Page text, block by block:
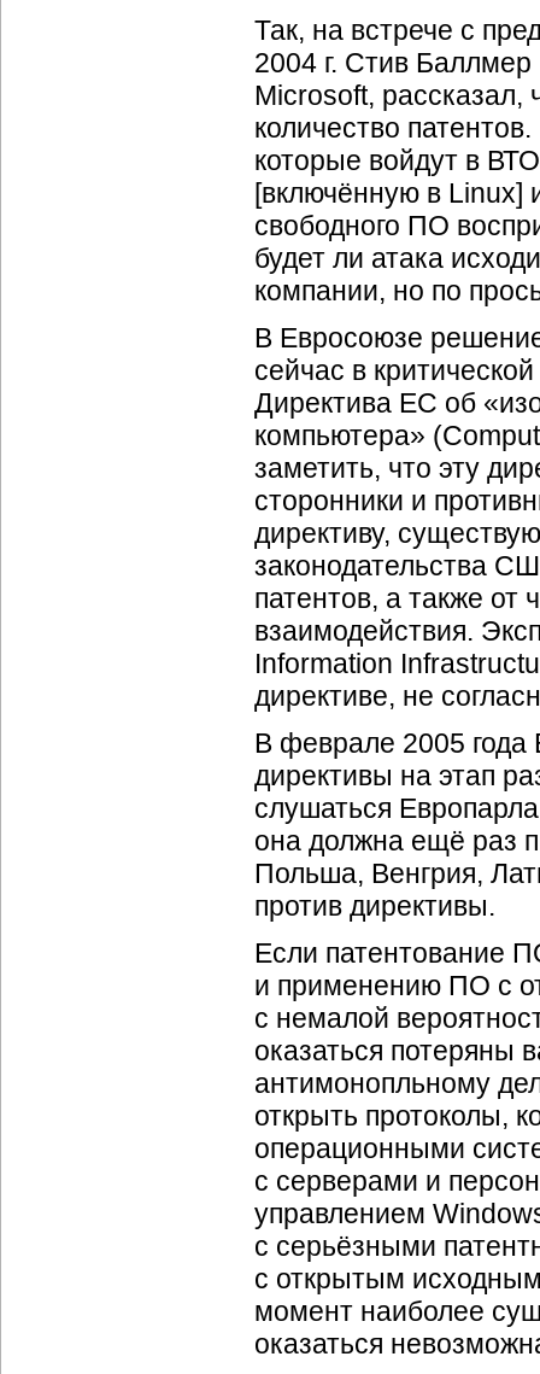
Так, на встрече с
2004 г. Стив
Microsoft,
количество
которые войдут в
[включённую в Linux]
свободного ПО
будет ли атака
компании, но по
В Евросоюзе
сейчас в
Директива ЕС об
компьютера»
заметить, что эту
сторонники и
директиву,
законодательства
патентов, а также от
взаимодействия.
Information
директиве, не
В феврале 2005 года
директивы на этап
слушаться
она должна ещё раз
Польша, Венгрия,
против директивы.
Если патентование
и применению ПО с
с немалой
оказаться потеряны
антимонопльному
открыть протоколы,
операционными
с серверами и
управлением
с серьёзными
с открытым
момент наиболее
оказаться